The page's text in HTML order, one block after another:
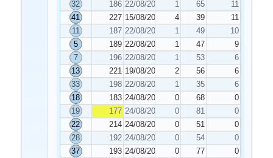
32
186 22/08/2020 1 65
11
41
227 15/08/2020 4 39
11
11
187 22/08/2020 1 49
10
5
189 22/08/2020 1 47
9
7
196 22/08/2020 1 53
6
13
221 19/08/2020 2 56
6
33
198 22/08/2020 1 35
6
18
183 24/08/2020 0 68
0
19
177 24/08/2020 0 81
0
22
214 24/08/2020 0 51
0
28
192 24/08/2020 0 54
0
37
193 24/08/2020 0 77 0